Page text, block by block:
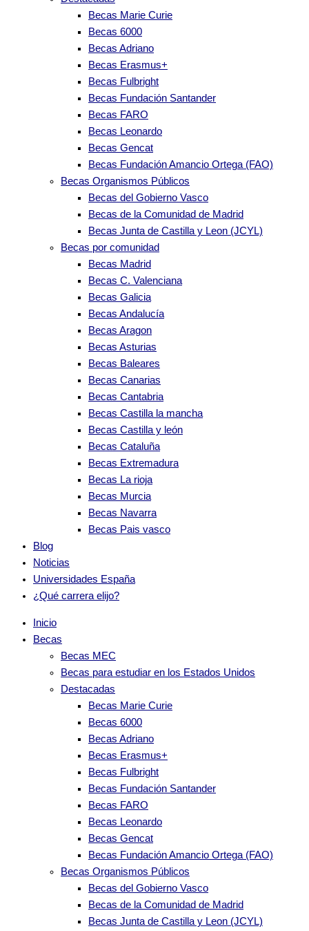
Becas Marie Curie
Becas 6000
Becas Adriano
Becas Erasmus+
Becas Fulbright
Becas Fundación Santander
Becas FARO
Becas Leonardo
Becas Gencat
Becas Fundación Amancio Ortega (FAO)
Becas Organismos Públicos
Becas del Gobierno Vasco
Becas de la Comunidad de Madrid
Becas Junta de Castilla y Leon (JCYL)
Becas por comunidad
Becas Madrid
Becas C. Valenciana
Becas Galicia
Becas Andalucía
Becas Aragon
Becas Asturias
Becas Baleares
Becas Canarias
Becas Cantabria
Becas Castilla la mancha
Becas Castilla y león
Becas Cataluña
Becas Extremadura
Becas La rioja
Becas Murcia
Becas Navarra
Becas Pais vasco
Blog
Noticias
Universidades España
¿Qué carrera elijo?
Inicio
Becas
Becas MEC
Becas para estudiar en los Estados Unidos
Destacadas
Becas Marie Curie
Becas 6000
Becas Adriano
Becas Erasmus+
Becas Fulbright
Becas Fundación Santander
Becas FARO
Becas Leonardo
Becas Gencat
Becas Fundación Amancio Ortega (FAO)
Becas Organismos Públicos
Becas del Gobierno Vasco
Becas de la Comunidad de Madrid
Becas Junta de Castilla y Leon (JCYL)